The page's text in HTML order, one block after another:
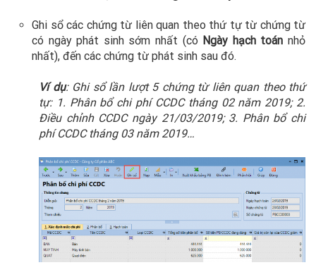
Ghi sổ các chứng từ liên quan theo thứ tự từ chứng từ
có ngày phát sinh sớm nhất (có Ngày hạch toán nhỏ
nhất), đến các chứng từ phát sinh sau đó.
Ví dụ: Ghi sổ lần lượt 5 chứng từ liên quan theo thứ
tự: 1. Phân bổ chi phí CCDC tháng 02 năm 2019; 2.
Điều chỉnh CCDC ngày 21/03/2019; 3. Phân bổ chi
phí CCDC tháng 03 năm 2019…